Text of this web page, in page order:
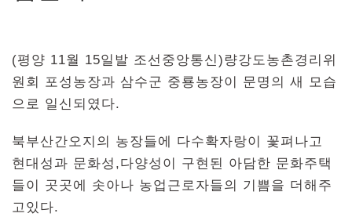
(평양 11월 15일발 조선중앙통신)량강도농촌경리위
원회 포성농장과 삼수군 중룡농장이 문명의 새 모습
으로 일신되였다.
북부산간오지의 농장들에 다수확자랑이 꽃펴나고
현대성과 문화성,다양성이 구현된 아담한 문화주택
들이 곳곳에 솟아나 농업근로자들의 기쁨을 더해주
고있다.